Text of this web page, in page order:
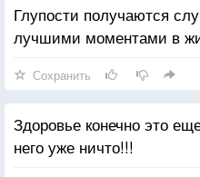
Глупости получаются
лучшими моментами в
Сохранить
Здоровье конечно это
него уже ничто!!!